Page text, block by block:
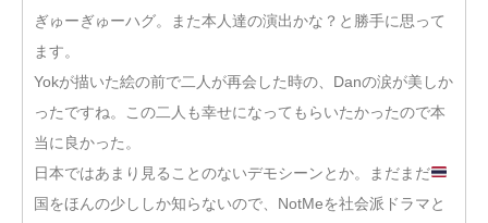
ぎゅーぎゅーハグ。また本人達の演出かな？と勝手に思って
ます。
Yokが描いた絵の前で二人が再会した時の、Danの涙が美しか
ったですね。この二人も幸せになってもらいたかったので本
当に良かった。
日本ではあまり見ることのないデモシーンとか。まだまだ
国をほんの少ししか知らないので、NotMeを社会派ドラマと